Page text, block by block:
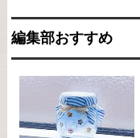
編集部おすすめ